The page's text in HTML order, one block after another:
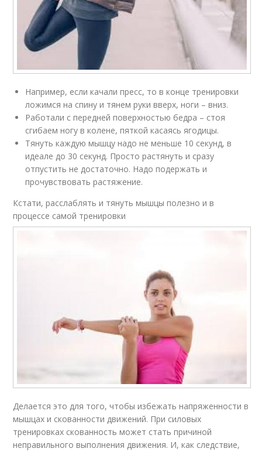
Например, если качали пресс, то в конце тренировки
ложимся на спину и тянем руки вверх, ноги – вниз.
Работали с передней поверхностью бедра – стоя
сгибаем ногу в колене, пяткой касаясь ягодицы.
Тянуть каждую мышцу надо не меньше 10 секунд, в
идеале до 30 секунд. Просто растянуть и сразу
отпустить не достаточно. Надо подержать и
прочувствовать растяжение.
Кстати, расслаблять и тянуть мышцы полезно и в
процессе самой тренировки
Делается это для того, чтобы избежать напряженности в
мышцах и скованности движений. При силовых
тренировках скованность может стать причиной
неправильного выполнения движения. И, как следствие,